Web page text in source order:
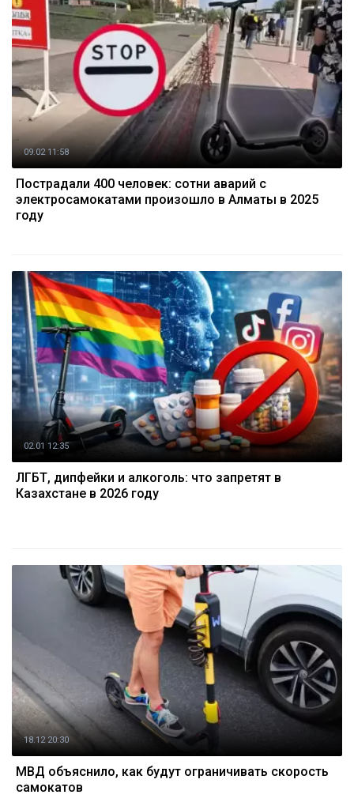
09.02 11:58
Пострадали 400 человек: сотни аварий с
электросамокатами произошло в Алматы в 2025
году
02.01 12:35
ЛГБТ, дипфейки и алкоголь: что запретят в
Казахстане в 2026 году
18.12 20:30
МВД объяснило, как будут ограничивать скорость
самокатов